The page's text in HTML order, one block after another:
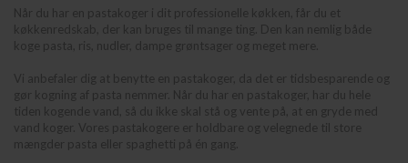
Når du har en pastakoger i dit professionelle køkken, får du et
køkkenredskab, der kan bruges til mange ting. Den kan nemlig både
koge pasta, ris, nudler, dampe grøntsager og meget mere.
Vi anbefaler dig at benytte en pastakoger, da det er tidsbesparende og
gør kogning af pasta nemmer. Når du har en pastakoger, har du hele
tiden kogende vand, så du ikke skal stå og vente på, at en gryde med
vand koger. Vores pastakogere er holdbare og velegnede til store
mængder pasta eller spaghetti på én gang.